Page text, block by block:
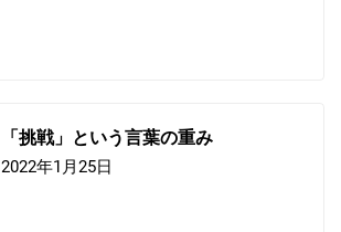
「挑戦」という言葉の重み
2022年1月25日